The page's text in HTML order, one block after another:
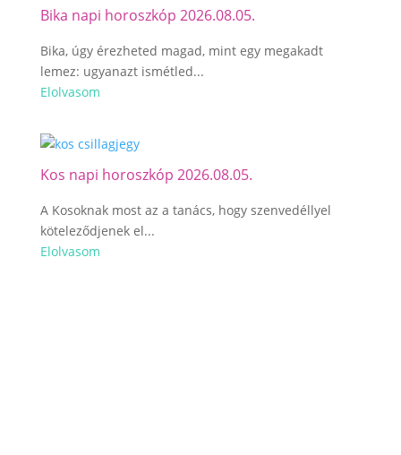
Bika napi horoszkóp 2026.08.05.
Bika, úgy érezheted magad, mint egy megakadt
lemez: ugyanazt ismétled...
Elolvasom
Kos napi horoszkóp 2026.08.05.
A Kosoknak most az a tanács, hogy szenvedéllyel
köteleződjenek el...
Elolvasom